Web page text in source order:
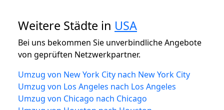
Weitere Städte in USA
Bei uns bekommen Sie unverbindliche Angebote
von geprüften Netzwerkpartner.
Umzug von New York City nach New York City
Umzug von Los Angeles nach Los Angeles
Umzug von Chicago nach Chicago